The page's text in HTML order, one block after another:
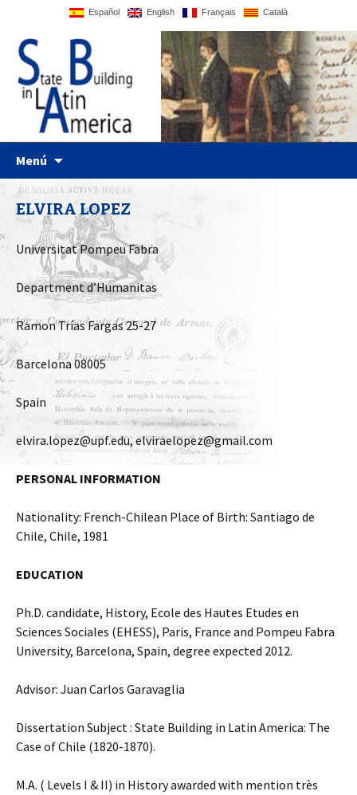
Español English Français Català
Statebglat
UPF website
Menú
ELVIRA LOPEZ
Universitat Pompeu Fabra
Department d’Humanitas
Ramon Trías Fargas 25-27
Barcelona 08005
Spain
elvira.lopez@upf.edu, elviraelopez@gmail.com
PERSONAL INFORMATION
Nationality: French-Chilean Place of Birth: Santiago de
Chile, Chile, 1981
EDUCATION
Ph.D. candidate, History, Ecole des Hautes Etudes en
Sciences Sociales (EHESS), Paris, France and Pompeu Fabra
University, Barcelona, Spain, degree expected 2012.
Advisor: Juan Carlos Garavaglia
Dissertation Subject : State Building in Latin America: The
Case of Chile (1820-1870).
M.A. ( Levels I & II) in History awarded with mention très